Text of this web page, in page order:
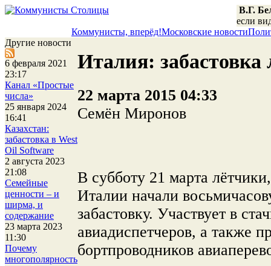
В.Г.
если
Коммунисты, вперёд!Московские новости
Другие новости
6 февраля 2021
23:17
Канал «Простые
числа»
25 января 2024
16:41
Казахстан:
забастовка в West
Oil Software
2 августа 2023
21:08
Семейные
ценности – и
ширма, и
содержание
23 марта 2023
11:30
Почему
многополярность
Италия: забастовка
22 марта 2015 04:33
Семён Миронов
В субботу 21 марта
Италии начали
забастовку. Участвует в
авиадиспетчеров, а также
бортпроводников